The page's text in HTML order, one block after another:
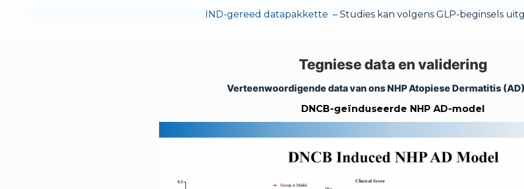
IND-gereed datapakkette – Studies kan volgens GLP-beginsels
Tegniese data en validering
Verteenwoordigende data van ons NHP Atopiese Dermatitis
DNCB-geïnduseerde NHP AD-model